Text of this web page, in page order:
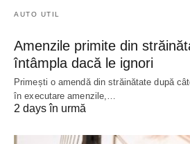
AUTO UTIL
Amenzile primite din
întâmpla dacă le ignori
Primești o amendă din străinătate după
în executare amenzile,…
2 days în urmă